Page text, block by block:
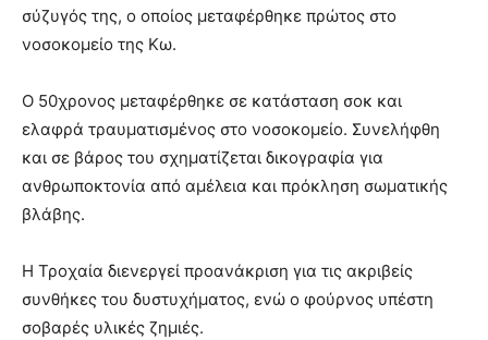
σύζυγός της, ο οποίος μεταφέρθηκε πρώτος στο
νοσοκομείο της Κω.
Ο 50χρονος μεταφέρθηκε σε κατάσταση σοκ και
ελαφρά τραυματισμένος στο νοσοκομείο. Συνελήφθη
και σε βάρος του σχηματίζεται δικογραφία για
ανθρωποκτονία από αμέλεια και πρόκληση σωματικής
βλάβης.
Η Τροχαία διενεργεί προανάκριση για τις ακριβείς
συνθήκες του δυστυχήματος, ενώ ο φούρνος υπέστη
σοβαρές υλικές ζημιές.